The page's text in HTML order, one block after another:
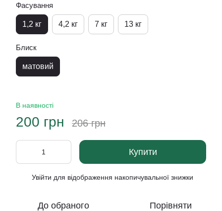
Фасування
1,2 кг 4,2 кг 7 кг 13 кг
Блиск
матовий
В наявності
200 грн 206 грн
Купити
Увійти для відображення накопичувальної знижки
До обраного Порівняти